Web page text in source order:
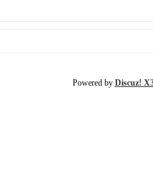
Powered by Discuz!